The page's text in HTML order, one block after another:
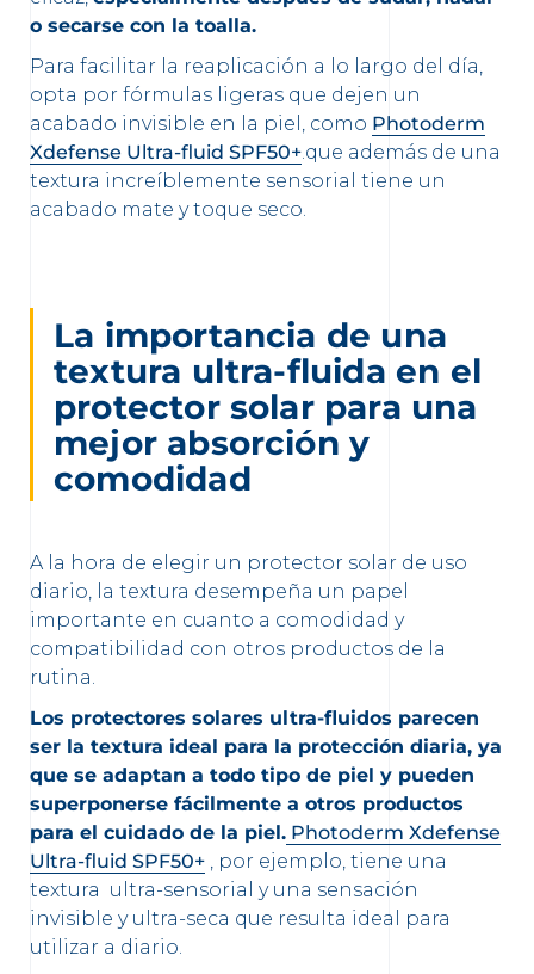
o secarse con la toalla.
Para facilitar la reaplicación a lo largo del día,
opta por fórmulas ligeras que dejen un
acabado invisible en la piel, como Photoderm
Xdefense Ultra-fluid SPF50+.que además de una
textura increíblemente sensorial tiene un
acabado mate y toque seco.
La importancia de una
textura ultra-fluida en el
protector solar para una
mejor absorción y
comodidad
A la hora de elegir un protector solar de uso
diario, la textura desempeña un papel
importante en cuanto a comodidad y
compatibilidad con otros productos de la
rutina.
Los protectores solares ultra-fluidos parecen
ser la textura ideal para la protección diaria, ya
que se adaptan a todo tipo de piel y pueden
superponerse fácilmente a otros productos
para el cuidado de la piel. Photoderm Xdefense
Ultra-fluid SPF50+ , por ejemplo, tiene una
textura ultra-sensorial y una sensación
invisible y ultra-seca que resulta ideal para
utilizar a diario.